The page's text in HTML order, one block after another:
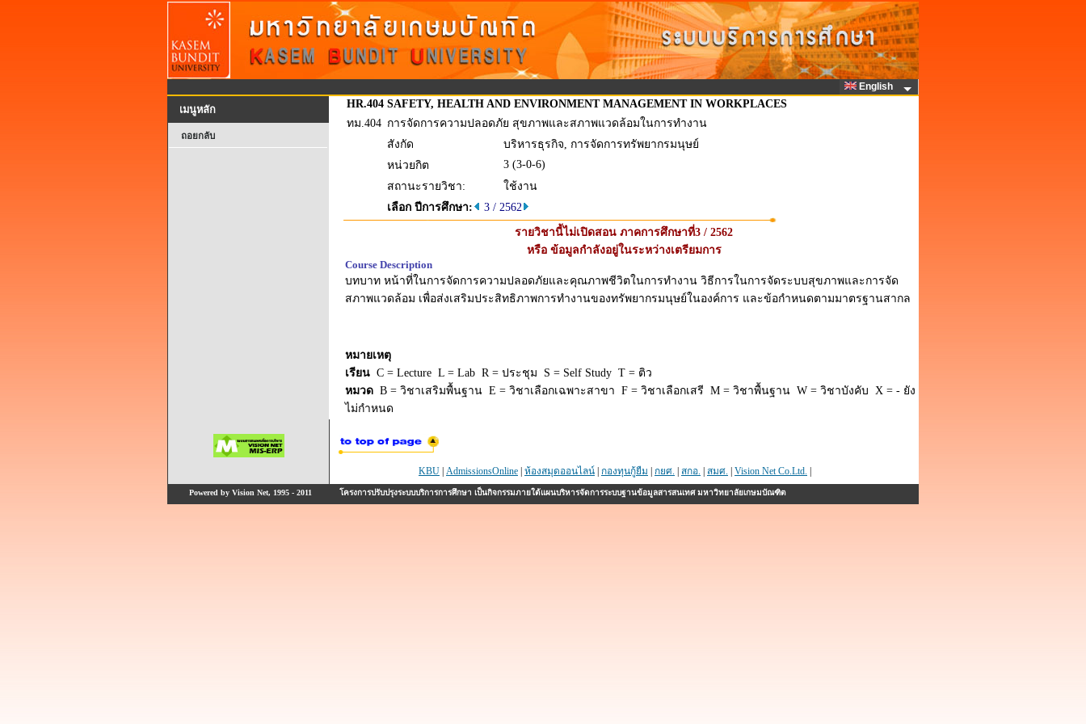
English
เมนูหลัก
ถอยกลับ
HR.404 SAFETY, HEALTH AND ENVIRONMENT MANAGEMENT IN WORKPLACES
ทม.404 การจัดการความปลอดภัย สุขภาพและสภาพแวดล้อมในการทำงาน
สังกัด
บริหารธุรกิจ, การจัดการทรัพยากรมนุษย์
หน่วยกิต
3 (3-0-6)
สถานะรายวิชา:
ใช้งาน
เลือก ปีการศึกษา:
3 / 2562
รายวิชานี้ไม่เปิดสอน ภาคการศึกษาที่3 / 2562
หรือ ข้อมูลกำลังอยู่ในระหว่างเตรียมการ
Course Description
บทบาท หน้าที่ในการจัดการความปลอดภัยและคุณภาพชีวิตในการทำงาน วิธีการในการจัดระบบสุขภาพและการจัด
สภาพแวดล้อม เพื่อส่งเสริมประสิทธิภาพการทำงานของทรัพยากรมนุษย์ในองค์การ และข้อกำหนดตามมาตรฐานสากล
หมายเหตุ
เรียน C = Lecture L = Lab R = ประชุม S = Self Study T = ติว
หมวด B = วิชาเสริมพื้นฐาน E = วิชาเลือกเฉพาะสาขา F = วิชาเลือกเสรี M = วิชาพื้นฐาน W = วิชาบังคับ X = - ยัง
ไม่กำหนด
KBU AdmissionsOnline ห้องสมุดออนไลน์ กองทุนกู้ยืม กยศ. สกอ. สมศ. Vision Net Co.Ltd.
Powered by Vision Net, 1995 - 2011 โครงการปรับปรุงระบบบริการการศึกษา เป็นกิจกรรมภายใต้แผนบริหารจัดการระบบฐานข้อมูลสารสนเทศ มหาวิทยาลัยเกษมบัณฑิต